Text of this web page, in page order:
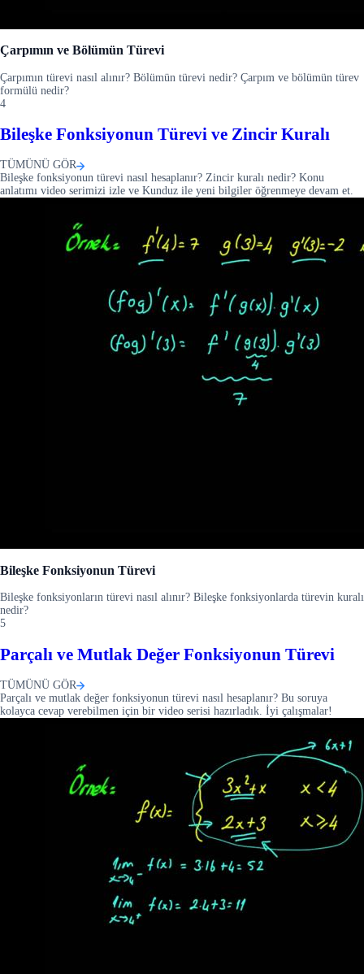
Çarpımın ve Bölümün Türevi
Çarpımın türevi nasıl alınır? Bölümün türevi nedir? Çarpım ve bölümün türev
formülü nedir?
4
Bileşke Fonksiyonun Türevi ve Zincir Kuralı
TÜMÜNÜ GÖR
Bileşke fonksiyonun türevi nasıl hesaplanır? Zincir kuralı nedir? Konu
anlatımı video serimizi izle ve Kunduz ile yeni bilgiler öğrenmeye devam et.
Bileşke Fonksiyonun Türevi
Bileşke fonksiyonların türevi nasıl alınır? Bileşke fonksiyonlarda türevin kuralı
nedir?
5
Parçalı ve Mutlak Değer Fonksiyonun Türevi
TÜMÜNÜ GÖR
Parçalı ve mutlak değer fonksiyonun türevi nasıl hesaplanır? Bu soruya
kolayca cevap verebilmen için bir video serisi hazırladık. İyi çalışmalar!